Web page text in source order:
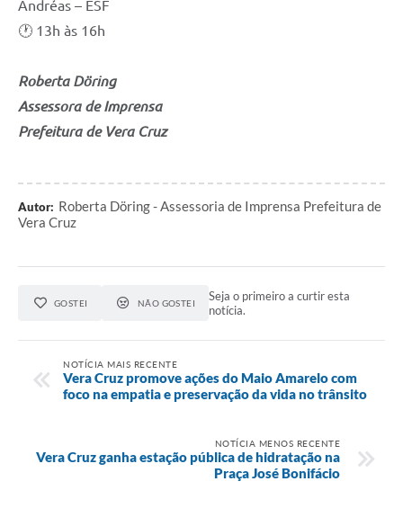
Andréas – ESF
🕐 13h às 16h
Roberta Döring
Assessora de Imprensa
Prefeitura de Vera Cruz
Autor: Roberta Döring - Assessoria de Imprensa Prefeitura de
Vera Cruz
GOSTEI NÃO GOSTEI
Seja o primeiro a curtir esta
notícia.
NOTÍCIA MAIS RECENTE
Vera Cruz promove ações do Maio Amarelo com
foco na empatia e preservação da vida no trânsito
NOTÍCIA MENOS RECENTE
Vera Cruz ganha estação pública de hidratação na
Praça José Bonifácio